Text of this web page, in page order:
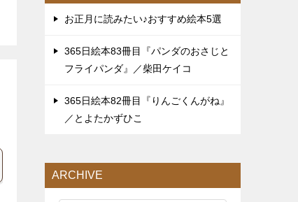
お正月に読みたい♪おすすめ絵本5選
365日絵本83冊目『パンダのおさじと
フライパンダ』／柴田ケイコ
365日絵本82冊目『りんごくんがね』
／とよたかずひこ
ARCHIVE